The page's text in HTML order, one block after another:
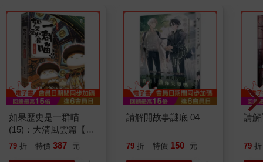
如果歷史是一群喵
(15)：大清風雲篇【萌
貓漫畫學歷史】
79 折 特價 387 元
請解開故事謎底 04
79 折 特價 150 元
請解
79 折